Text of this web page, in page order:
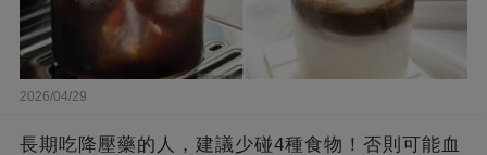
2026/04/29
長期吃降壓藥的人，建議少碰4種食物！否則可能血